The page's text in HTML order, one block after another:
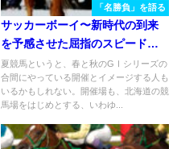
「名勝負」を語る
サッカーボーイ〜新時代の到来
を予感させた屈指のスピードと
瞬発力 1988年函館記念〜
夏競馬というと、春と秋のGⅠシリーズの
合間にやっている開催とイメージする人も
いるかもしれない。開催場も、北海道の競
馬場をはじめとする、いわゆ...